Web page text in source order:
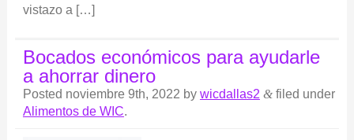
vistazo a […]
Bocados económicos para ayudarle
a ahorrar dinero
Posted noviembre 9th, 2022 by wicdallas2 &filed under
Alimentos de WIC.